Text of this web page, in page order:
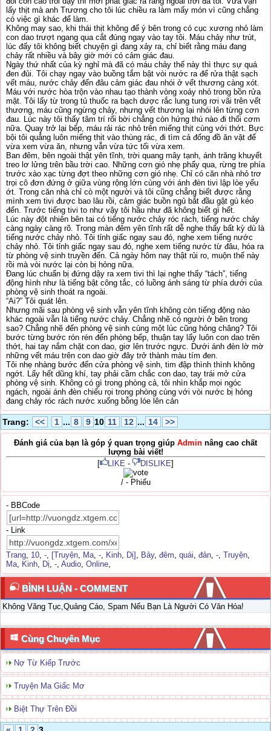
lấy thịt mà anh Trương cho tôi lúc chiều ra làm mấy món vì cũng chẳng
có việc gì khác để làm.
Không may sao, khi thái thịt không để ý bên trong có cục xương nhỏ làm
con dao trượt ngang qua cắt đúng ngay vào tay tôi. Máu chảy như trút,
lúc đấy tôi không biết chuyện gì đang xảy ra, chỉ biết rằng máu đang
chảy rất nhiều và bây giờ mới có cảm giác đau.
Ngày thứ nhất của kỳ nghỉ mà đã có máu chảy thế này thì thực sự quá
đen đủi. Tôi chạy ngay vào buồng tắm bật vòi nước ra để rửa thật sạch
vết máu, nước chảy đến đâu cảm giác đau nhói ở vết thương càng xót.
Máu với nước hòa trộn vào nhau tạo thành vòng xoáy nhỏ trong bồn rửa
mặt. Tôi lấy từ trong tủ thuốc ra bạch dược rắc lung tung rơi vãi trên vết
thương, máu cũng ngừng chảy, nhưng vết thương lại nhói lên từng cơn
đau. Lúc này tôi thấy tâm trí rối bời chẳng còn hứng thú nào đi thổi cơm
nữa. Quay trở lại bếp, máu rải rác nhỏ trên miếng thịt cùng với thớt. Bực
bội tôi quẳng luôn miếng thịt vào thùng rác, đi tìm cả đống đồ ăn vặt để
vừa xem vừa ăn, nhưng vẫn vừa tức tối vừa xem.
Ban đêm, bên ngoài thật yên tĩnh, trời quang mây tạnh, ánh trăng khuyết
treo lơ lửng trên bầu trời cao. Những cơn gió nhẹ phẩy qua, rừng tre phía
trước xào xạc từng đợt theo những cơn gió nhẹ. Chỉ có căn nhà nhỏ trơ
trọi cô đơn đứng ở giữa vùng rộng lớn cùng với ánh đèn tivi lập lòe yếu
ớt. Trong căn nhà chỉ cò một người và tôi cũng chẳng biết được rằng
mình xem tivi được bao lâu rồi, cảm giác buồn ngủ bắt đầu gật gù kéo
đến. Trước tiếng tivi to như vậy tôi hầu như đã không biết gì hết.
Lúc này đột nhiên bên tai có tiếng nước chảy róc rách, tiếng nước chảy
càng ngày càng rõ. Trong màn đêm yên tĩnh rất dễ nghe thấy bất kỳ dù là
tiếng nước chảy nhỏ. Tôi tỉnh giấc ngay sau đó, nghe xem tiếng nước
chảy nhỏ. Tôi tỉnh giấc ngay sau đó, nghe xem tiếng nước từ đâu, hóa ra
từ phòng vệ sinh truyền đến. Cả ngày hôm nay thật rủi ro, muộn thế này
rồi mà vòi nước lại còn bị hỏng nữa.
Đang lúc chuẩn bị đứng dậy ra xem tivi thì lại nghe thấy “tách”, tiếng
động hình như là tiếng bật công tắc, có luồng ánh sáng từ phía dưới của
phòng vệ sinh thoát ra ngoài.
“Ai?” Tôi quát lên.
Nhưng mãi sau phòng vệ sinh vẫn yên tĩnh không còn tiếng động nào
khác ngoài vẫn là tiếng nước chảy. Chẳng nhẽ có người ở bên trong
sao? Chẳng nhẽ đến phòng vệ sinh cùng một lúc cũng hỏng chăng? Tôi
bước từng bước rón rén đến phòng bếp, thuận tay lấy luôn con dao trên
thớt, hai tay nắm chặt con dao, giơ lên trước ngực. Dưới ánh đèn lờ mờ
những vết máu trên con dao giờ đây trở thành màu tím đen.
Tôi nhẹ nhàng bước đến cửa phòng vệ sinh, tim đập thình thình không
ngớt. Lấy hết dũng khí, tay phải cầm chắc con dao, tay trái mở cửa
phòng vệ sinh. Không có gì trong phòng cả, tôi nhìn khắp mọi ngóc
ngách, ngoài ánh đèn chiếu rọi trong phòng cùng với vòi nước bị hỏng
đang chảy róc rách nước xuống bỗng lóe lên cản
Trang: << 1 ... 8 9 10 11 12 ... 14 >>
Đánh giá của bạn là góp ý quan trọng giúp Admin nâng cao chất
lượng bài viết!
[
LIKE - DISLIKE]
/ - Phiếu
- BBCode
- Link
Trang, 10, -, [Truyện, Ma, -, Kinh, Dị] , Bảy, đêm, quái, đản, -, Truyện,
Ma, Kinh, Dị, -, Audio, Online,
BÌNH LUẬN - COMMENT
Không Văng Tục,Quảng Cáo, Spam Nếu Bạn Là Người Có Văn Hóa!
Cùng Chuyên Mục
Nợ Từ Kiếp Trước
Truyện Ma Giấc Mơ
Biệt Thự Trên Đồi